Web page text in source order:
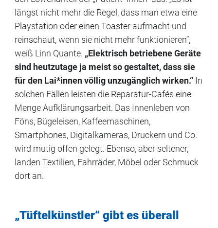
längst nicht mehr die Regel, dass man etwa eine
Playstation oder einen Toaster aufmacht und
reinschaut, wenn sie nicht mehr funktionieren“,
weiß Linn Quante. „Elektrisch betriebene Geräte
sind heutzutage ja meist so gestaltet, dass sie
für den Lai*innen völlig unzugänglich wirken.“ In
solchen Fällen leisten die Reparatur-Cafés eine
Menge Aufklärungsarbeit. Das Innenleben von
Föns, Bügeleisen, Kaffeemaschinen,
Smartphones, Digitalkameras, Druckern und Co.
wird mutig offen gelegt. Ebenso, aber seltener,
landen Textilien, Fahrräder, Möbel oder Schmuck
dort an.
„Tüftelkünstler“ gibt es überall